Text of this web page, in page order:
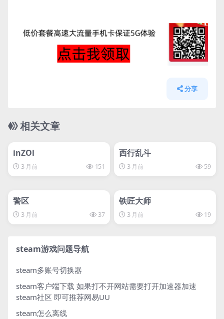
分享
相关文章
inZOl
3 月前 151
西行乱斗
3 月前 59
警区
3 月前 37
铁匠大师
3 月前 19
steam游戏问题导航
steam多账号切换器
steam客户端下载 如果打不开网站需要打开加速器加速
steam社区 即可推荐网易UU
steam怎么离线